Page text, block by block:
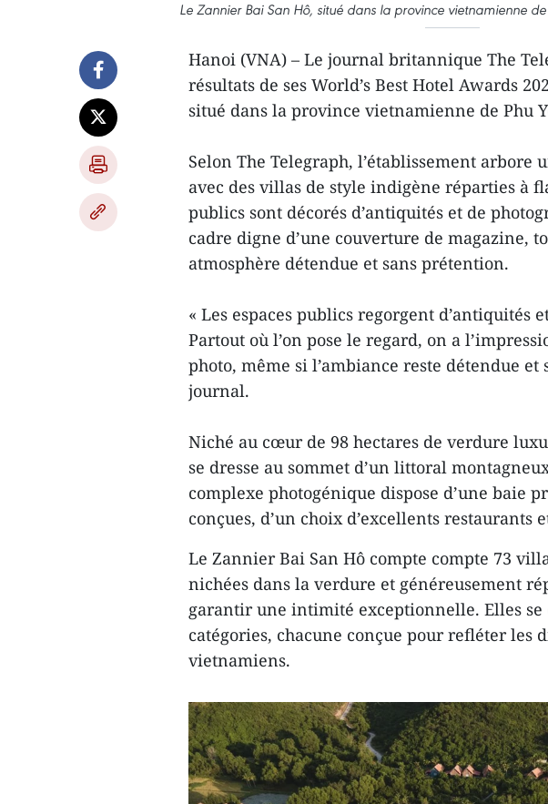
Le Zannier Bai San Hô, situé dans la province vietnamienne
Hanoi (VNA) – Le journal britannique The
résultats de ses World’s Best Hotel Awards
situé dans la province vietnamienne de Phu
Selon The Telegraph, l’établissement arbore
avec des villas de style indigène réparties à
publics sont décorés d’antiquités et de
cadre digne d’une couverture de magazine,
atmosphère détendue et sans prétention.
« Les espaces publics regorgent d’antiquités
Partout où l’on pose le regard, on a
photo, même si l’ambiance reste détendue
journal.
Niché au cœur de 98 hectares de verdure
se dresse au sommet d’un littoral
complexe photogénique dispose d’une baie
conçues, d’un choix d’excellents restaurants
Le Zannier Bai San Hô compte compte 73
nichées dans la verdure et généreusement
garantir une intimité exceptionnelle. Elles
catégories, chacune conçue pour refléter les
vietnamiens.